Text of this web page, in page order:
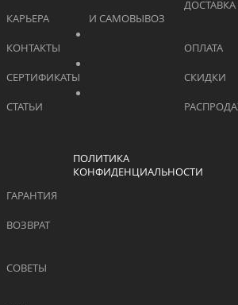
			    		КАРЬЕРА
ПОЛИТИКА
КОНФИДЕНЦИАЛЬНОСТИ